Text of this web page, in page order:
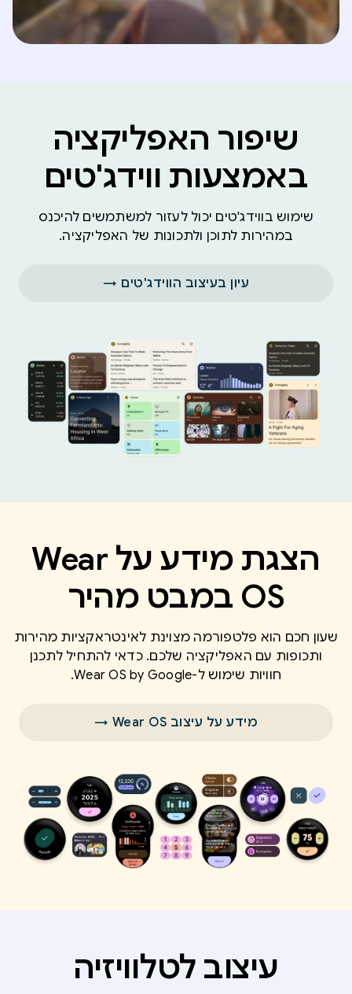
שיפור האפליקציה
באמצעות ווידג'טים
שימוש בווידג'טים יכול לעזור למשתמשים להיכנס
במהירות לתוכן ולתכונות של האפליקציה.
עיון בעיצוב הווידג'טים →
הצגת מידע על Wear
OS במבט מהיר
שעון חכם הוא פלטפורמה מצוינת לאינטראקציות מהירות
ותכופות עם האפליקציה שלכם. כדאי להתחיל לתכנן
חוויות שימוש ל-Wear OS by Google.
מידע על עיצוב Wear OS →
עיצוב לטלוויזיה